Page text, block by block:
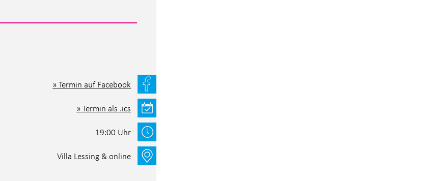
Termin auf Facebook
Termin als .ics
19:00 Uhr
Villa Lessing & online